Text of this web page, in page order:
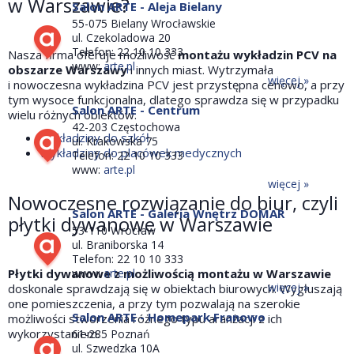
Salon ARTE - Aleja Bielany
55-075 Bielany Wrocławskie
ul. Czekoladowa 20
Telefon: 22 10 10 333
www:arte.pl
więcej »
Salon ARTE - Centrum
42-203 Częstochowa
ul. Krakowska 75
Telefon: 22 10 10 333
www: arte.pl
więcej »
Salon ARTE - Galeria Wnętrz DOMAR
53-110 Wrocław
ul. Braniborska 14
Telefon: 22 10 10 333
www:arte.pl
więcej »
Salon ARTE - Homepark Franowo
61-285 Poznań
ul. Szwedzka 10A
Nasza firma oferuje możliwośćmontażu wykładzin PCV na
obszarze Warszawyi innych miast. Wytrzymała
i nowoczesna wykładzina PCV jest przystępna cenowo, a przy
tym wysoce funkcjonalna, dlatego sprawdza się w przypadku
wielu różnych obiektów.
Wykładziny do szkół
Wykładziny do placówek medycznych
Nowoczesne rozwiązanie do biur, czyli
płytki dywanowe w Warszawie
Płytki dywanowe z możliwością montażu w Warszawie
doskonale sprawdzają się w obiektach biurowych. Wygłuszają
one pomieszczenia, a przy tym pozwalają na szerokie
możliwości stworzenia różnego typu aranżacji z ich
wykorzystaniem.